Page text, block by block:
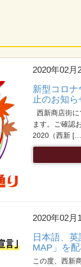
2020年02月
新型コロ
止のお知ら
西新商店街
ます。ご確認
2020（西新
2020年02月
日本語、
MAP」を
この度、西新